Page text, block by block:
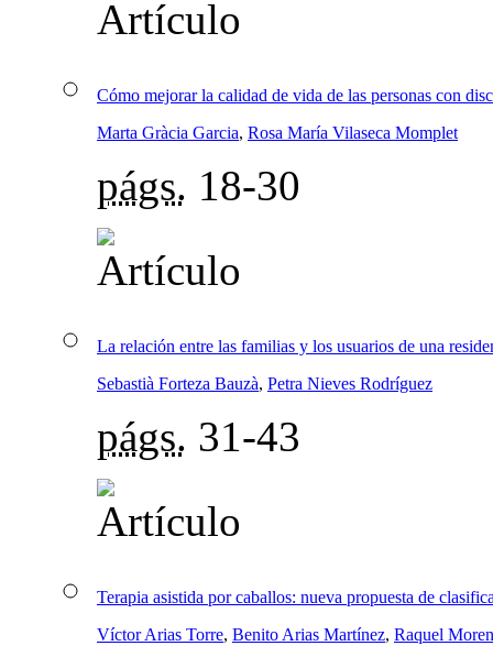
Cómo mejorar la calidad de vida de las personas con
Marta Gràcia Garcia, Rosa María Vilaseca Momplet
págs. 18-30
La relación entre las familias y los usuarios de una
Sebastià Forteza Bauzà, Petra Nieves Rodríguez
págs. 31-43
Terapia asistida por caballos: nueva propuesta de
Víctor Arias Torre, Benito Arias Martínez, Raquel